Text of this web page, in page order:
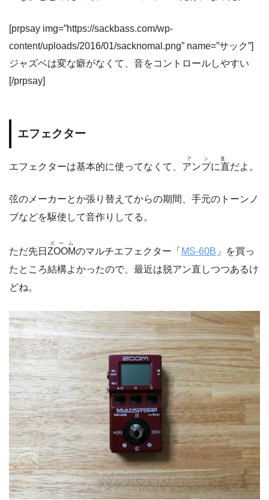
[prpsay img=”https://sackbass.com/wp-
content/uploads/2016/01/sacknomal.png” name=”サック”]
ジャズベは変な癖がなくて、音をコントロールしやすい
[/prpsay]
エフェクター
エフェクターは基本的に使ってなくて、 アンプに直
アン直
だよ。
弦のメーカーとか張り替えてからの期間、手元のトーンノ
ブなどを駆使して音作りしてる。
ただ先日 ZOOM
ズーム
のマルチエフェクター「 MS-60B 」を買っ
たところ結構よかったので、最近は脱アン直しつつあるけ
どね。